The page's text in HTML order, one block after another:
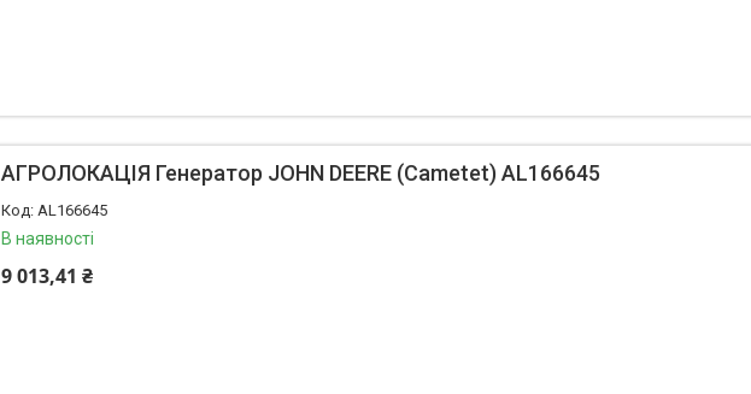
АГРОЛОКАЦІЯ Генератор JOHN DEERE (Cametet) AL166645
AL166645
В наявності
9 013,41 ₴